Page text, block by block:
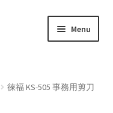
Menu
徠福 KS-505 事務用剪刀